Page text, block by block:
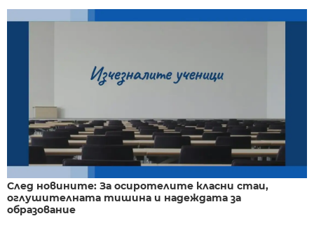
След новините: За осиротелите класни стаи,
оглушителната тишина и надеждата за
образование